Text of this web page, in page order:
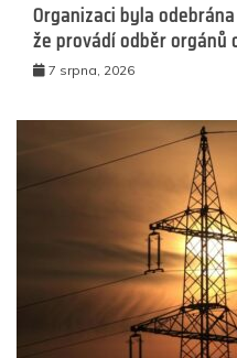
Organizaci byla
že provádí odběr orgánů
7 srpna, 2026